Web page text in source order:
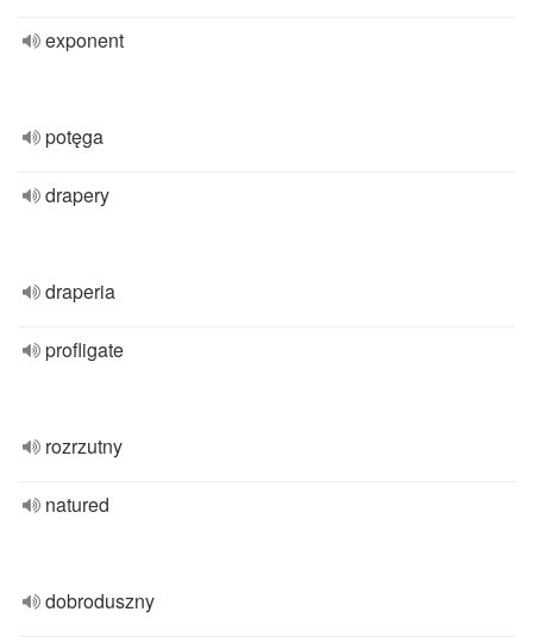
exponent
potęga
drapery
draperia
profligate
rozrzutny
natured
dobroduszny